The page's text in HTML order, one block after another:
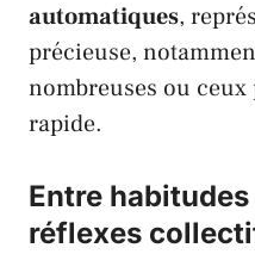
automatiques,
précieuse,
nombreuses ou
rapide.
Entre
réflexes